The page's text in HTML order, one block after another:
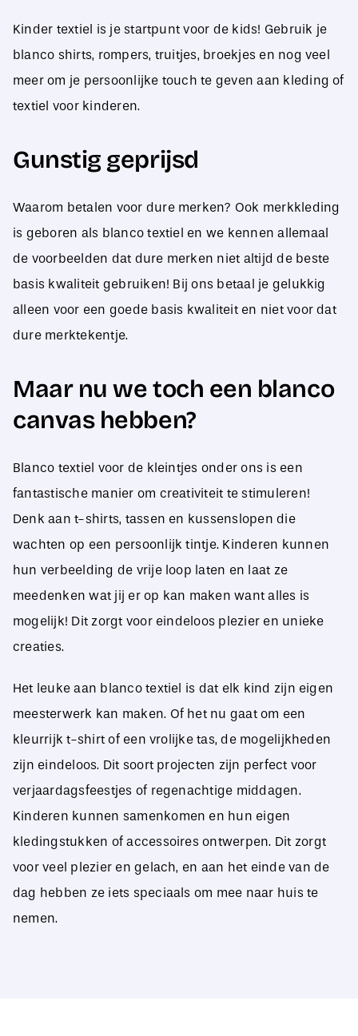
Kinder textiel is je startpunt voor de kids! Gebruik je
blanco shirts, rompers, truitjes, broekjes en nog veel
meer om je persoonlijke touch te geven aan kleding of
textiel voor kinderen.
Gunstig geprijsd
Waarom betalen voor dure merken? Ook merkkleding
is geboren als blanco textiel en we kennen allemaal
de voorbeelden dat dure merken niet altijd de beste
basis kwaliteit gebruiken! Bij ons betaal je gelukkig
alleen voor een goede basis kwaliteit en niet voor dat
dure merktekentje.
Maar nu we toch een blanco
canvas hebben?
Blanco textiel voor de kleintjes onder ons is een
fantastische manier om creativiteit te stimuleren!
Denk aan t-shirts, tassen en kussenslopen die
wachten op een persoonlijk tintje. Kinderen kunnen
hun verbeelding de vrije loop laten en laat ze
meedenken wat jij er op kan maken want alles is
mogelijk! Dit zorgt voor eindeloos plezier en unieke
creaties.
Het leuke aan blanco textiel is dat elk kind zijn eigen
meesterwerk kan maken. Of het nu gaat om een
kleurrijk t-shirt of een vrolijke tas, de mogelijkheden
zijn eindeloos. Dit soort projecten zijn perfect voor
verjaardagsfeestjes of regenachtige middagen.
Kinderen kunnen samenkomen en hun eigen
kledingstukken of accessoires ontwerpen. Dit zorgt
voor veel plezier en gelach, en aan het einde van de
dag hebben ze iets speciaals om mee naar huis te
nemen.